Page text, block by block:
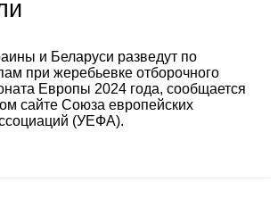
и Беларуси разведут по
при жеребьевке отборочного
Европы 2024 года, сообщается
сайте Союза европейских
(УЕФА).